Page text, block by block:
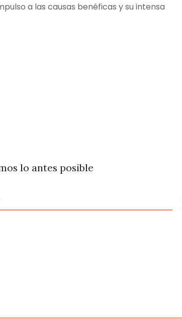
a las causas benéficas y su intensa
lo antes posible